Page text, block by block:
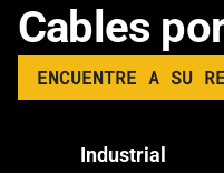
Cables
ENCUENTRE A SU
Industrial